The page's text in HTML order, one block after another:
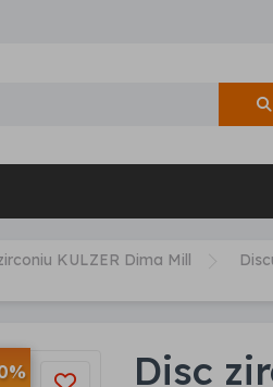
KULZER Dima Mill
Disc